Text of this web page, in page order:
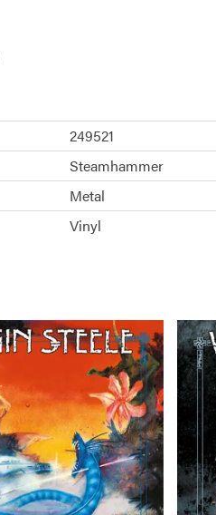
249521
Steamhammer
Metal
Vinyl